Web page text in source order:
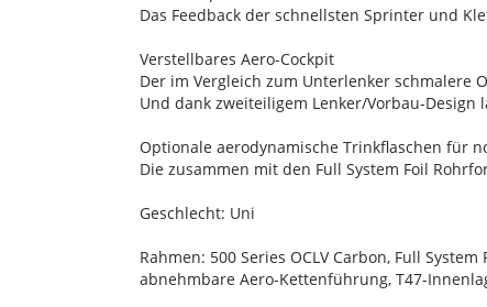
Das Feedback der schnellsten Sprinter und
Verstellbares Aero-Cockpit
Der im Vergleich zum Unterlenker schmalere
Und dank zweiteiligem Lenker/Vorbau-
Optionale aerodynamische Trinkflaschen für
Die zusammen mit den Full System Foil
Geschlecht: Uni
Rahmen: 500 Series OCLV Carbon, Full
abnehmbare Aero-Kettenführung, T47-